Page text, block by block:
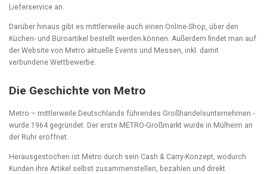
Lieferservice an.
Darüber hinaus gibt es mittlerweile auch einen Online-Shop, über den
Küchen- und Büroartikel bestellt werden können. Außerdem findet man auf
der Website von Metro aktuelle Events und Messen, inkl. damit
verbundene Wettbewerbe.
Die Geschichte von Metro
Metro – mittlerweile Deutschlands führendes Großhandelsunternehmen -
wurde 1964 gegründet. Der erste METRO-Großmarkt wurde in Mülheim an
der Ruhr eröffnet.
Herausgestochen ist Metro durch sein Cash & Carry-Konzept, wodurch
Kunden ihre Artikel selbst zusammenstellen, bezahlen und direkt